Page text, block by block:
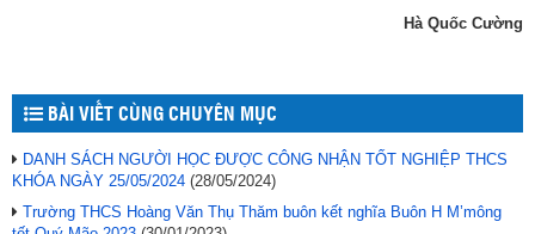
Hà Quốc Cường
BÀI VIẾT CÙNG CHUYÊN MỤC
DANH SÁCH NGƯỜI HỌC ĐƯỢC CÔNG NHẬN TỐT NGHIỆP THCS
KHÓA NGÀY 25/05/2024 (28/05/2024)
Trường THCS Hoàng Văn Thụ Thăm buôn kết nghĩa Buôn H M’mông